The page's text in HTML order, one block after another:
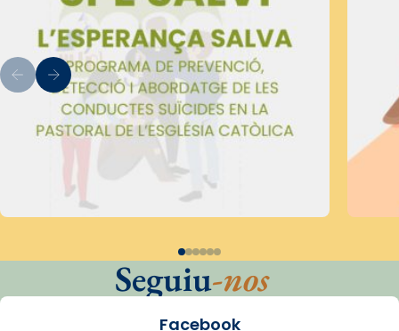
Seguiu-nos
Facebook